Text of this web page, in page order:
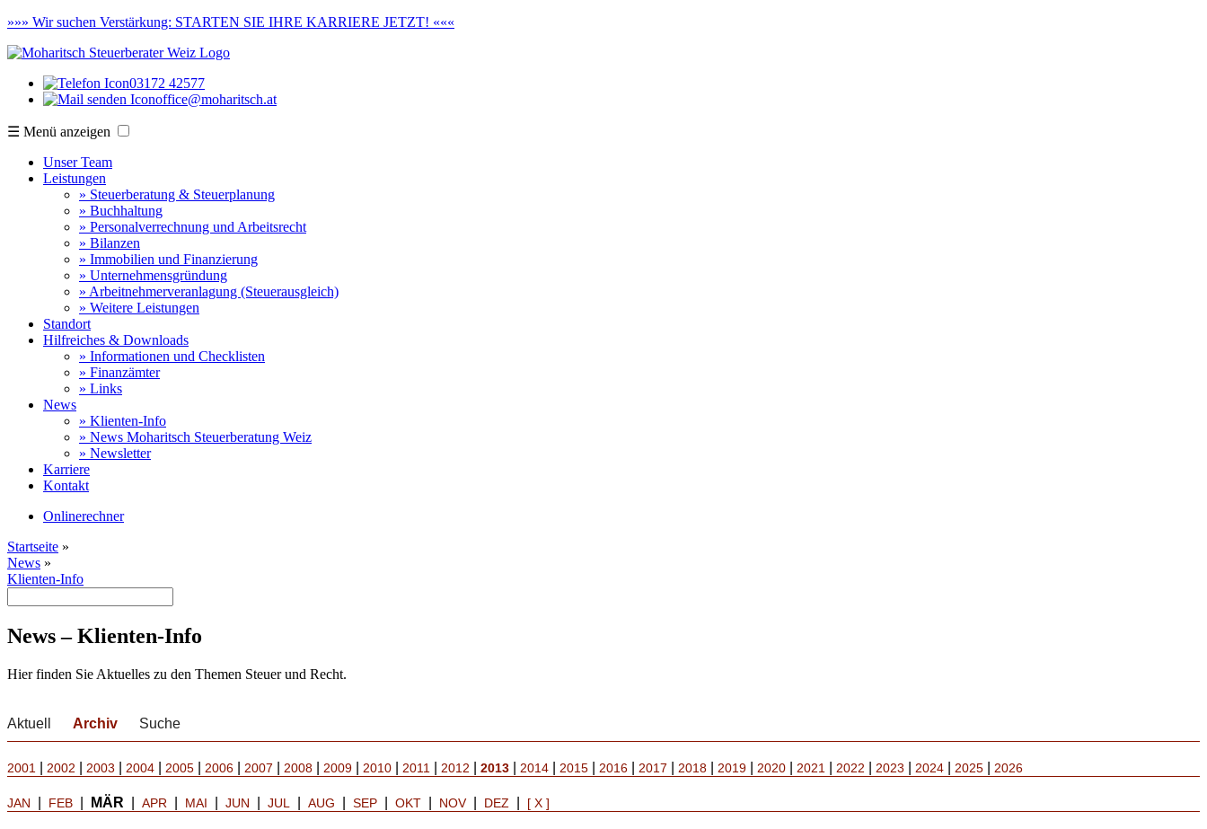
»»» Wir suchen Verstärkung: STARTEN SIE IHRE KARRIERE JETZT! «««
03172 42577
office@moharitsch.at
☰ Menü anzeigen
Unser Team
Leistungen
» Steuerberatung & Steuerplanung
» Buchhaltung
» Personalverrechnung und Arbeitsrecht
» Bilanzen
» Immobilien und Finanzierung
» Unternehmensgründung
» Arbeitnehmerveranlagung (Steuerausgleich)
» Weitere Leistungen
Standort
Hilfreiches & Downloads
» Informationen und Checklisten
» Finanzämter
» Links
News
» Klienten-Info
» News Moharitsch Steuerberatung Weiz
» Newsletter
Karriere
Kontakt
Onlinerechner
Startseite »
News »
Klienten-Info
News – Klienten-Info
Hier finden Sie Aktuelles zu den Themen Steuer und Recht.
Aktuell Archiv Suche
2001 2002 2003 2004 2005 2006 2007 2008 2009 2010 2011 2012 2013 2014 2015 2016 2017 2018 2019 2020 2021 2022 2023 2024 2025 2026
JAN FEB MÄR APR MAI JUN JUL AUG SEP OKT NOV| DEZ [ X ]